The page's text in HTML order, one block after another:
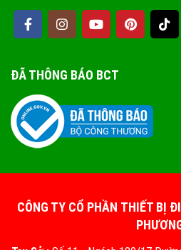
ĐÃ THÔNG BÁO BCT
CÔNG TY CỔ PHẦN THIẾT BỊ